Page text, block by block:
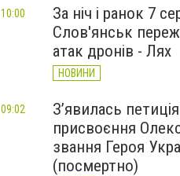
За ніч і ранок 7
Слов'янськ
атак дронів - Лях
НОВИНИ
10:00
З’явилась
присвоєння
звання Героя
(посмертно)
09:02